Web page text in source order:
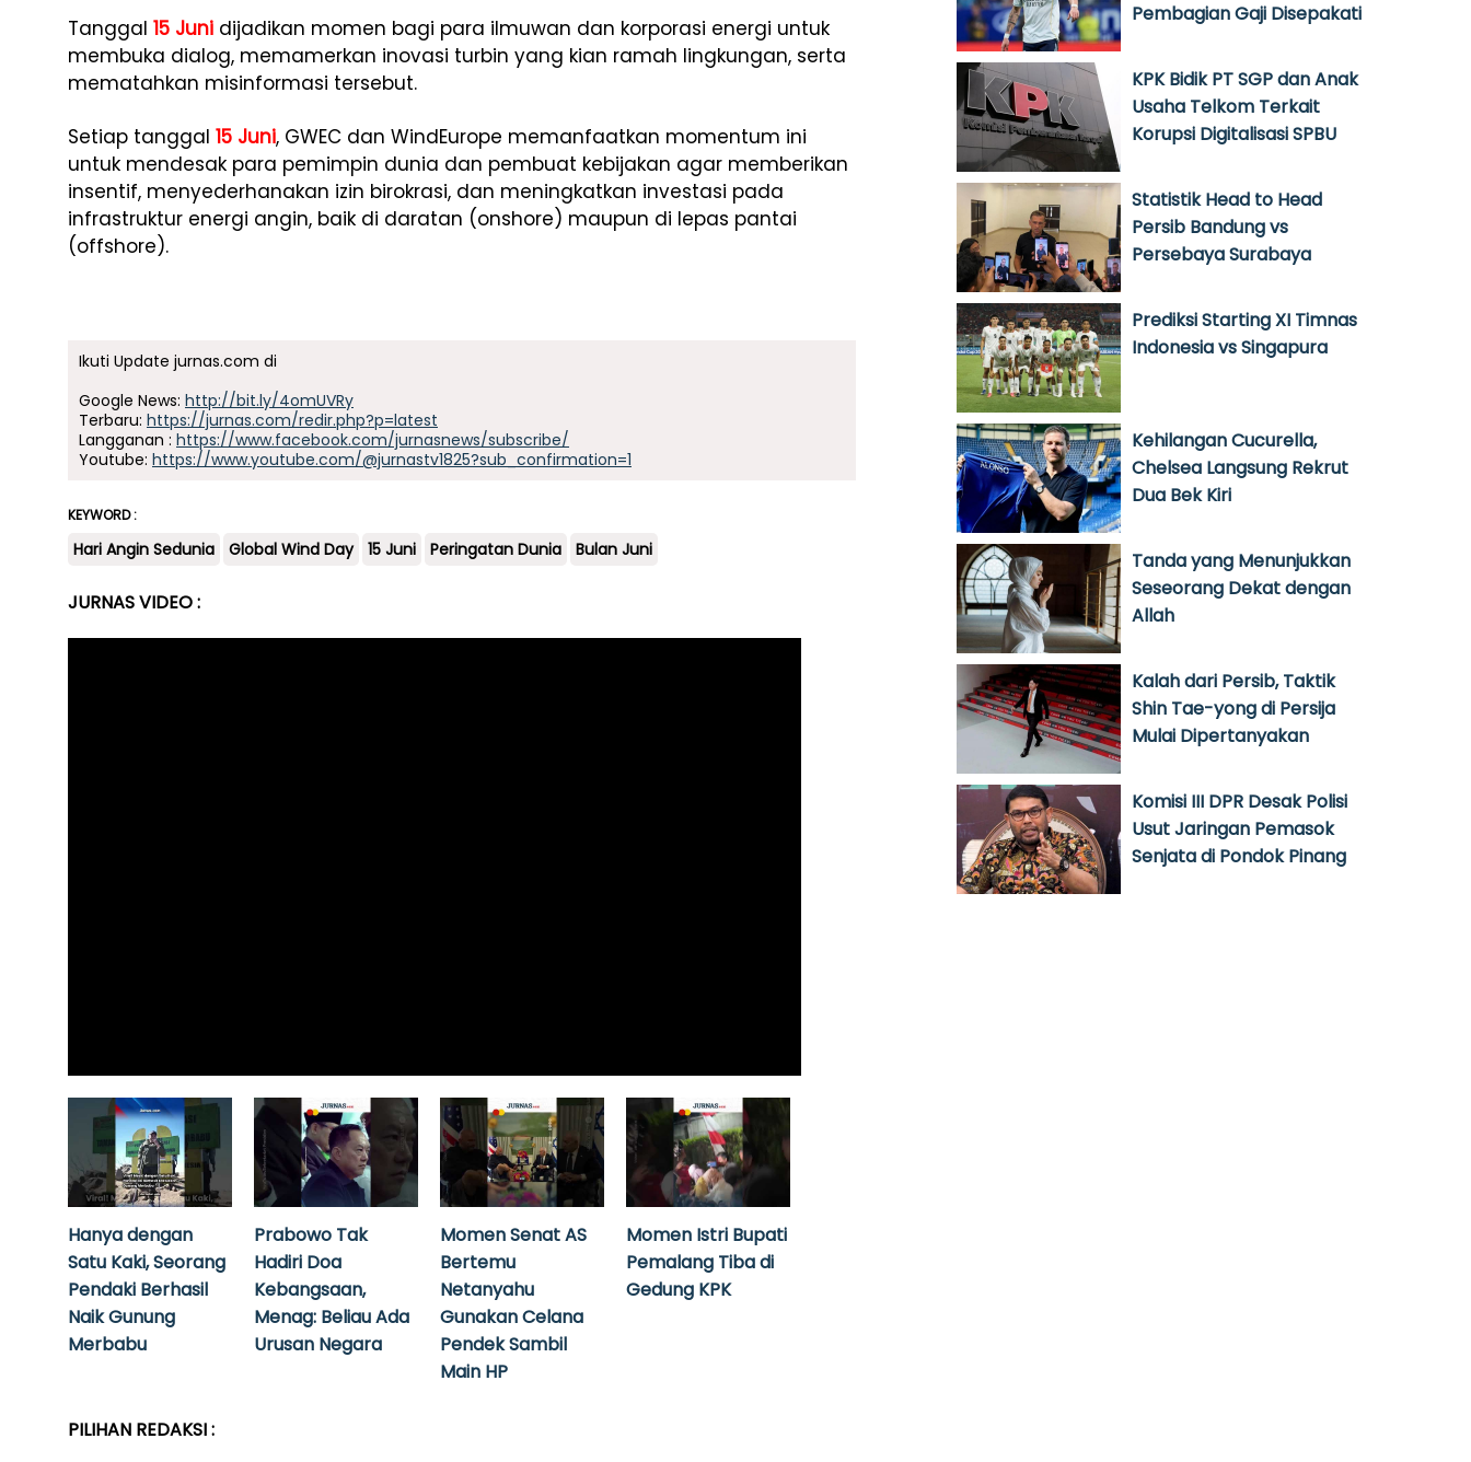
Tanggal 15 Juni dijadikan momen bagi para ilmuwan dan korporasi energi untuk
membuka dialog, memamerkan inovasi turbin yang kian ramah lingkungan, serta
mematahkan misinformasi tersebut.
Setiap tanggal 15 Juni, GWEC dan WindEurope memanfaatkan momentum ini
untuk mendesak para pemimpin dunia dan pembuat kebijakan agar memberikan
insentif, menyederhanakan izin birokrasi, dan meningkatkan investasi pada
infrastruktur energi angin, baik di daratan (onshore) maupun di lepas pantai
(offshore).
Ikuti Update jurnas.com di
Google News: http://bit.ly/4omUVRy
Terbaru: https://jurnas.com/redir.php?p=latest
Langganan : https://www.facebook.com/jurnasnews/subscribe/
Youtube: https://www.youtube.com/@jurnastv1825?sub_confirmation=1
KEYWORD :
Hari Angin Sedunia Global Wind Day 15 Juni Peringatan Dunia Bulan Juni
JURNAS VIDEO :
Hanya dengan
Satu Kaki, Seorang
Pendaki Berhasil
Naik Gunung
Merbabu
Prabowo Tak
Hadiri Doa
Kebangsaan,
Menag: Beliau Ada
Urusan Negara
Momen Senat AS
Bertemu
Netanyahu
Gunakan Celana
Pendek Sambil
Main HP
Momen Istri Bupati
Pemalang Tiba di
Gedung KPK
PILIHAN REDAKSI :
Pembagian Gaji Disepakati
KPK Bidik PT SGP dan Anak
Usaha Telkom Terkait
Korupsi Digitalisasi SPBU
Statistik Head to Head
Persib Bandung vs
Persebaya Surabaya
Prediksi Starting XI Timnas
Indonesia vs Singapura
Kehilangan Cucurella,
Chelsea Langsung Rekrut
Dua Bek Kiri
Tanda yang Menunjukkan
Seseorang Dekat dengan
Allah
Kalah dari Persib, Taktik
Shin Tae-yong di Persija
Mulai Dipertanyakan
Komisi III DPR Desak Polisi
Usut Jaringan Pemasok
Senjata di Pondok Pinang